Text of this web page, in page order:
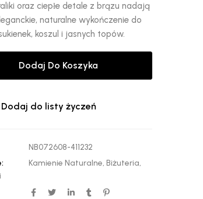
oraz ciepłe detale z brązu nadają
naturalne wykończenie do
koszul i jasnych topów.
Dodaj Do Koszyka
Dodaj do listy życzeń
NB072608-411232
Kamienie Naturalne, Biżuteria,